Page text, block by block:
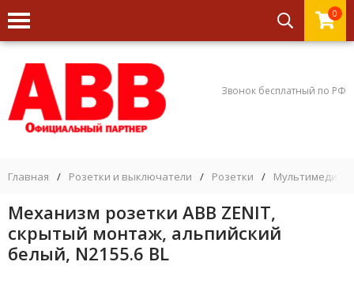
0
Звонок бесплатный по РФ
Главная / Розетки и выключатели / Розетки /
Механизм розетки ABB ZENIT,
скрытый монтаж, альпийский
белый, N2155.6 BL